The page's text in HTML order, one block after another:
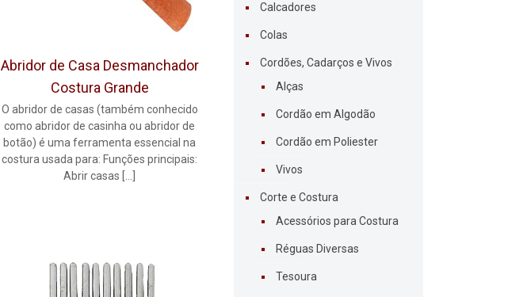
Abridor de Casa Desmanchador
Costura Grande
O abridor de casas (também conhecido
como abridor de casinha ou abridor de
botão) é uma ferramenta essencial na
costura usada para: Funções principais:
Abrir casas […]
Calcadores
Colas
Cordões, Cadarços e Vivos
Alças
Cordão em Algodão
Cordão em Poliester
Vivos
Corte e Costura
Acessórios para Costura
Réguas Diversas
Tesoura